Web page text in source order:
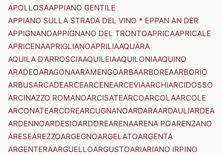
APOLLOSAAPPIANO GENTILE
APPIANO SULLA STRADA DEL VINO * EPPAN AN DER
APPIGNANOAPPIGNANO DEL TRONTOAPRICAAPRICALE
APRICENAAPRIGLIANOAPRILIAAQUARA
AQUILA D'ARROSCIAAQUILEIAAQUILONIAAQUINO
ARADEOARAGONAARAMENGOARBAARBOREAARBORIO
ARBUSARCADEARCEARCENEARCEVIAARCHIARCIDOSSO
ARCINAZZO ROMANOARCISATEARCOARCOLAARCOLE
ARCONATEARCOREARCUGNANOARDARAARDAULIARDEA
ARDENNOARDESIOARDOREARENAARENA POARENZANO
ARESEAREZZOARGEGNOARGELATOARGENTA
ARGENTERAARGUELLOARGUSTOARIARIANO IRPINO